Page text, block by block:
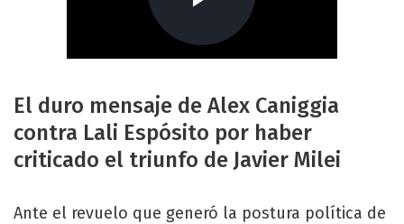
El duro mensaje de Alex Caniggia
contra Lali Espósito por haber
criticado el triunfo de Javier Milei
Ante el revuelo que generó la postura política de